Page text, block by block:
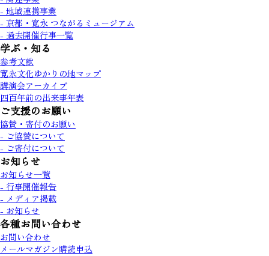
- 地域連携事業
- 京都・寛永 つながるミュージアム
- 過去開催行事一覧
学ぶ・知る
参考文献
寛永文化ゆかりの地マップ
講演会アーカイブ
四百年前の出来事年表
ご支援のお願い
協賛・寄付のお願い
- ご協賛について
- ご寄付について
お知らせ
お知らせ一覧
- 行事開催報告
- メディア掲載
- お知らせ
各種お問い合わせ
お問い合わせ
メールマガジン購読申込